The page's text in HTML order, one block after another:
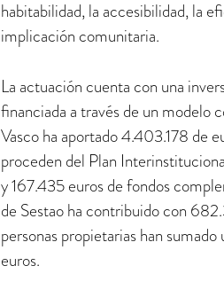
habitabilidad, la accesibilidad, la
implicación comunitaria.
La actuación cuenta con una
financiada a través de un modelo
Vasco ha aportado 4.403.178 de
proceden del Plan
y 167.435 euros de fondos
de Sestao ha contribuido con
personas propietarias han sumado
euros.